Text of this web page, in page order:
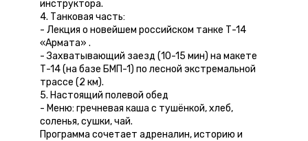
инструктора.
4. Танковая часть:
- Лекция о новейшем российском танке Т-14
«Армата» .
- Захватывающий заезд (10-15 мин) на макете
Т-14 (на базе БМП-1) по лесной экстремальной
трассе (2 км).
5. Настоящий полевой обед
- Меню: гречневая каша с тушёнкой, хлеб,
соленья, сушки, чай.
Программа сочетает адреналин, историю и